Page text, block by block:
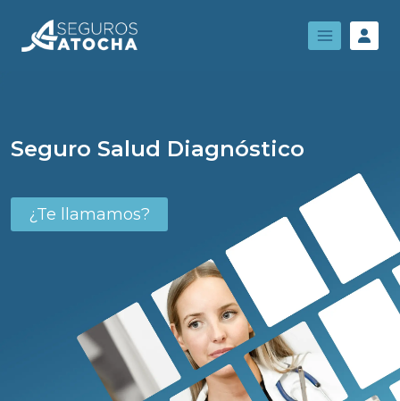
Seguro Salud Diagnóstico
¿Te llamamos?